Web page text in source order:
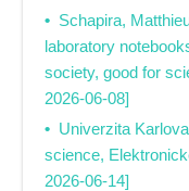
Schapira,
laboratory
society, good for
2026-06-08]
Univerzita
science,
2026-06-14]